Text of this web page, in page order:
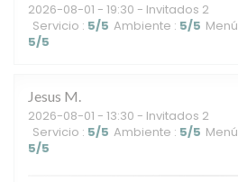
2026-08-01 - 19:30 - Invitados 2
Servicio : 5/5 Ambiente : 5/5 Menú
5/5
Jesus M
2026-08-01 - 13:30 - Invitados 2
Servicio : 5/5 Ambiente : 5/5 Menú
5/5